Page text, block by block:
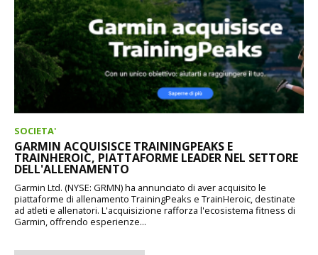
SOCIETA'
GARMIN ACQUISISCE TRAININGPEAKS E
TRAINHEROIC, PIATTAFORME LEADER NEL SETTORE
DELL'ALLENAMENTO
Garmin Ltd. (NYSE: GRMN) ha annunciato di aver acquisito le
piattaforme di allenamento TrainingPeaks e TrainHeroic, destinate
ad atleti e allenatori. L'acquisizione rafforza l'ecosistema fitness di
Garmin, offrendo esperienze...